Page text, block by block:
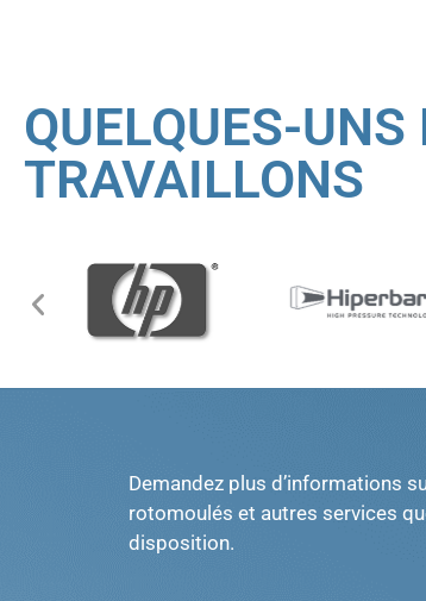
QUELQUES-
TRAVAILLONS
Demandez plus d’informations
rotomoulés et autres services
disposition.